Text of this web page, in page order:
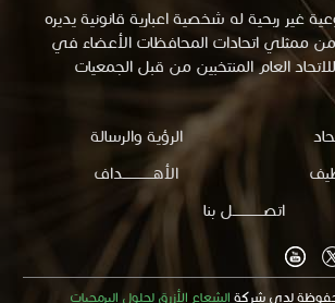
غير ربحية له شخصية اعبارية قانونية يديره
من ممثلي اتحادات المحافظات الأعضاء في
العام المنتخبين من قبل الجمعيات
الرؤية والرسالة
الأهــــــــــــــداف
اتصــــــــــــــل بنا
لدى شركة الشعاع الأزرق لحلول البرمجيات